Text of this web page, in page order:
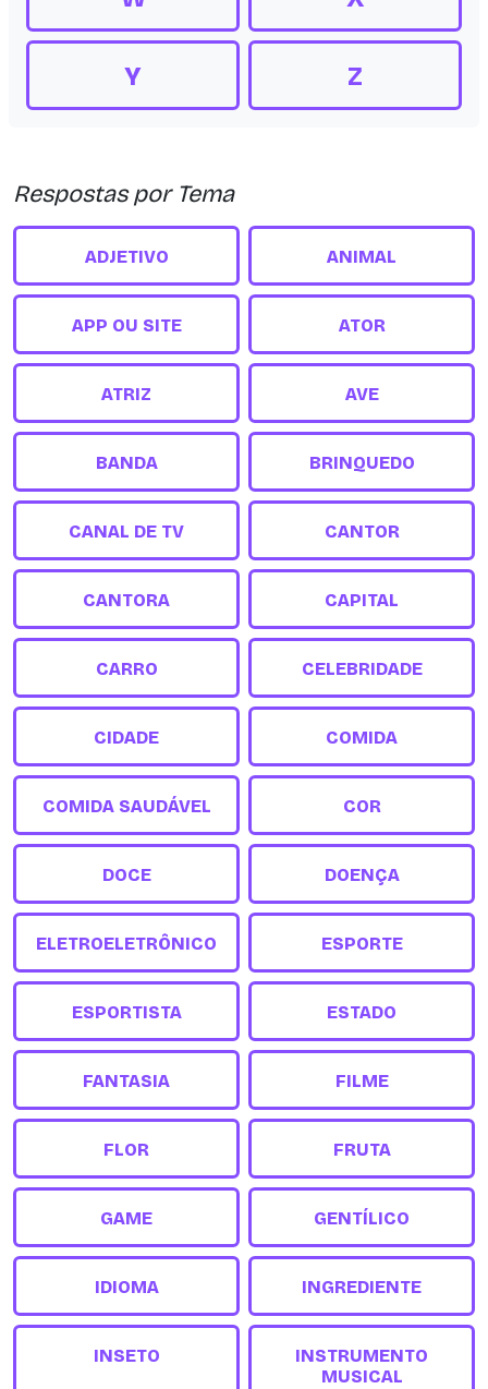
Y Z
Respostas por Tema
ADJETIVO ANIMAL
APP OU SITE ATOR
ATRIZ AVE
BANDA BRINQUEDO
CANAL DE TV CANTOR
CANTORA CAPITAL
CARRO CELEBRIDADE
CIDADE COMIDA
COMIDA SAUDÁVEL COR
DOCE DOENÇA
ELETROELETRÔNICO ESPORTE
ESPORTISTA ESTADO
FANTASIA FILME
FLOR FRUTA
GAME GENTÍLICO
IDIOMA INGREDIENTE
INSETO
INSTRUMENTO
MUSICAL